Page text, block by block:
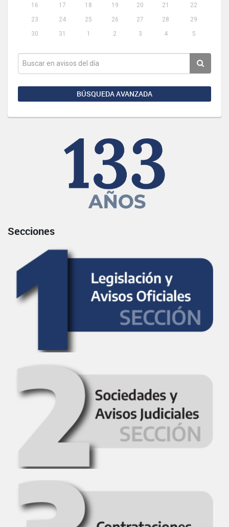
16
17 18 19 20 21
22
23
24 25 26 27 28
29
30
31 1 2 3 4 5
BÚSQUEDA AVANZADA
Secciones